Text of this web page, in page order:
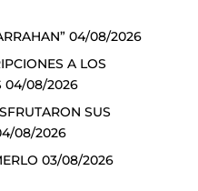
04/08/2026
A LOS
04/08/2026
SUS
08/2026
03/08/2026